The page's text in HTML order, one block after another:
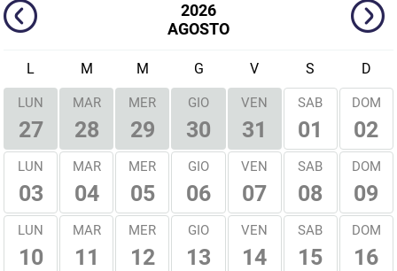
2026
AGOSTO
L M M G V S D
LUN
27
MAR
28
MER
29
GIO
30
VEN
31
SAB
01
DOM
02
LUN
03
MAR
04
MER
05
GIO
06
VEN
07
SAB
08
DOM
09
LUN
10
MAR
11
MER
12
GIO
13
VEN
14
SAB
15
DOM
16